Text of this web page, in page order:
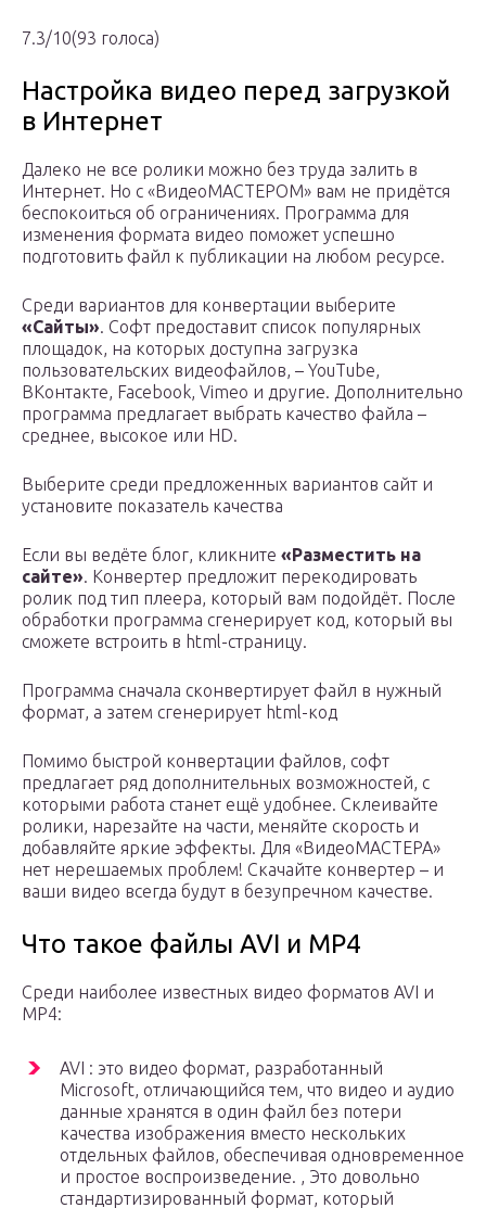
7.3/10(93 голоса)
Настройка видео перед загрузкой
в Интернет
Далеко не все ролики можно без труда залить в
Интернет. Но с «ВидеоМАСТЕРОМ» вам не придётся
беспокоиться об ограничениях. Программа для
изменения формата видео поможет успешно
подготовить файл к публикации на любом ресурсе.
Среди вариантов для конвертации выберите
«Сайты». Софт предоставит список популярных
площадок, на которых доступна загрузка
пользовательских видеофайлов, – YouTube,
ВКонтакте, Facebook, Vimeo и другие. Дополнительно
программа предлагает выбрать качество файла –
среднее, высокое или HD.
Выберите среди предложенных вариантов сайт и
установите показатель качества
Если вы ведёте блог, кликните «Разместить на
сайте». Конвертер предложит перекодировать
ролик под тип плеера, который вам подойдёт. После
обработки программа сгенерирует код, который вы
сможете встроить в html-страницу.
Программа сначала сконвертирует файл в нужный
формат, а затем сгенерирует html-код
Помимо быстрой конвертации файлов, софт
предлагает ряд дополнительных возможностей, с
которыми работа станет ещё удобнее. Склеивайте
ролики, нарезайте на части, меняйте скорость и
добавляйте яркие эффекты. Для «ВидеоМАСТЕРА»
нет нерешаемых проблем! Скачайте конвертер – и
ваши видео всегда будут в безупречном качестве.
Что такое файлы AVI и MP4
Среди наиболее известных видео форматов AVI и
MP4:
AVI : это видео формат, разработанный
Microsoft, отличающийся тем, что видео и аудио
данные хранятся в один файл без потери
качества изображения вместо нескольких
отдельных файлов, обеспечивая одновременное
и простое воспроизведение. , Это довольно
стандартизированный формат, который